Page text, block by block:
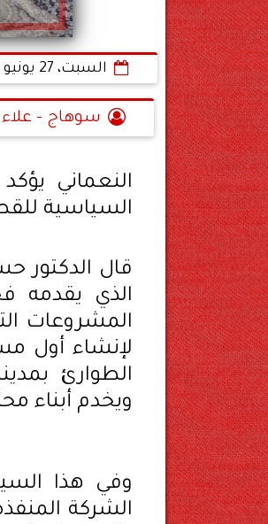
السبت، 27 يونيو 2026
سوهاج -
النعماني
السياسية
قال الدكتور
الذي يقدمه
لإنشاء أول
الطوارئ
ويخدم أبناء
وفي هذا
الشركة